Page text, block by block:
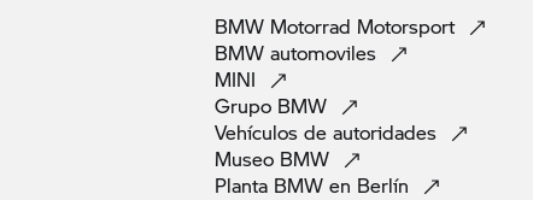
BMW Motorrad Motorsport
BMW automoviles
MINI
Grupo BMW
Vehículos de autoridades
Museo BMW
Planta BMW en Berlín